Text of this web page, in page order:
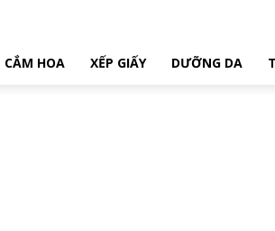
CẮM HOA XẾP GIẤY DƯỠNG DA